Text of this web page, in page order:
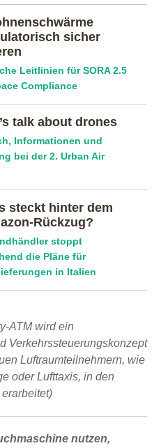
sicher
Leitlinien für SORA 2.5
Compliance
talk about drones
Informationen und
bei der 2. Urban Air
steckt hinter dem
Rückzug?
stoppt
die Pläne für
in Italien
ATM wird ein
Verkehrssteuerungskonzept
Luftraumteilnehmern, wie
oder Lufttaxis, in den
nutzen,